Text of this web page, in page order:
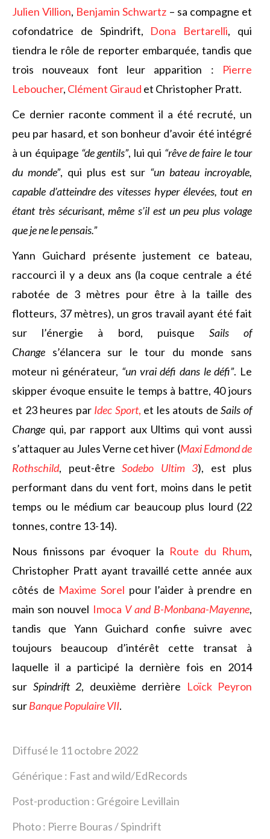
Julien Villion, Benjamin Schwartz – sa compagne et
cofondatrice de Spindrift, Dona Bertarelli, qui
tiendra le rôle de reporter embarquée, tandis que
trois nouveaux font leur apparition : Pierre
Leboucher, Clément Giraud et Christopher Pratt.
Ce dernier raconte comment il a été recruté, un
peu par hasard, et son bonheur d’avoir été intégré
à un équipage “de gentils”, lui qui “rêve de faire le tour
du monde”, qui plus est sur “un bateau incroyable,
capable d’atteindre des vitesses hyper élevées, tout en
étant très sécurisant, même s’il est un peu plus volage
que je ne le pensais.”
Yann Guichard présente justement ce bateau,
raccourci il y a deux ans (la coque centrale a été
rabotée de 3 mètres pour être à la taille des
flotteurs, 37 mètres), un gros travail ayant été fait
sur l’énergie à bord, puisque Sails of
Change s’élancera sur le tour du monde sans
moteur ni générateur, “un vrai défi dans le défi”. Le
skipper évoque ensuite le temps à battre, 40 jours
et 23 heures par Idec Sport, et les atouts deSails of
Change qui, par rapport aux Ultims qui vont aussi
s’attaquer au Jules Verne cet hiver (Maxi Edmond de
Rothschild, peut-être Sodebo Ultim 3), est plus
performant dans du vent fort, moins dans le petit
temps ou le médium car beaucoup plus lourd (22
tonnes, contre 13-14).
Nous finissons par évoquer la Route du Rhum,
Christopher Pratt ayant travaillé cette année aux
côtés de Maxime Sorel pour l’aider à prendre en
main son nouvel Imoca V and B-Monbana-Mayenne,
tandis que Yann Guichard confie suivre avec
toujours beaucoup d’intérêt cette transat à
laquelle il a participé la dernière fois en 2014
sur Spindrift 2, deuxième derrière Loïck Peyron
surBanque Populaire VII.
Diffusé le 11 octobre 2022
Générique : Fast and wild/EdRecords
Post-production : Grégoire Levillain
Photo : Pierre Bouras / Spindrift